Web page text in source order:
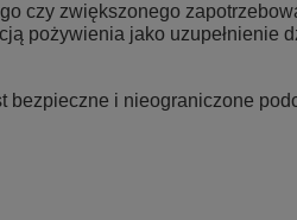
czy zwiększonego
pożywienia jako uzupełnienie
bezpieczne i nieograniczone